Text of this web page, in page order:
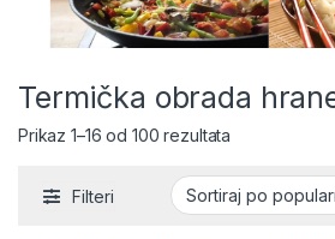
Termička obrada
Prikaz 1–16 od 100 rezultata
Filteri